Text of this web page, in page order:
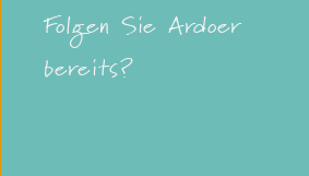
Folgen Sie Ardoer
bereits?